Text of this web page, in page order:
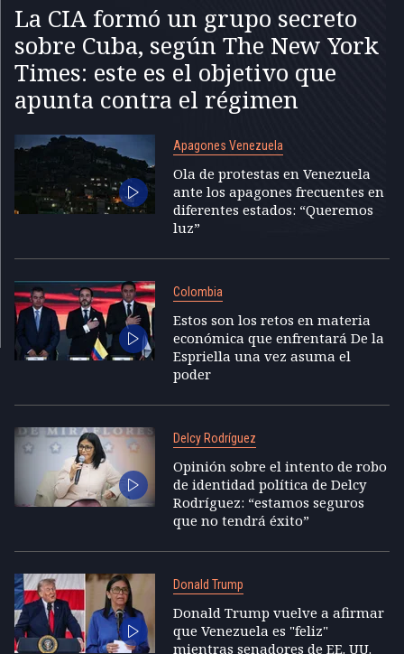
La CIA formó un grupo secreto
sobre Cuba, según The New York
Times: este es el objetivo que
apunta contra el régimen
Apagones Venezuela
Ola de protestas en Venezuela
ante los apagones frecuentes en
diferentes estados: “Queremos
luz”
Colombia
Estos son los retos en materia
económica que enfrentará De la
Espriella una vez asuma el
poder
Delcy Rodríguez
Opinión sobre el intento de robo
de identidad política de Delcy
Rodríguez: “estamos seguros
que no tendrá éxito”
Donald Trump
Donald Trump vuelve a afirmar
que Venezuela es "feliz"
mientras senadores de EE. UU.